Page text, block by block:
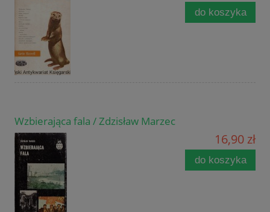
do koszyka
Wzbierająca fala / Zdzisław Marzec
16,90 zł
do koszyka